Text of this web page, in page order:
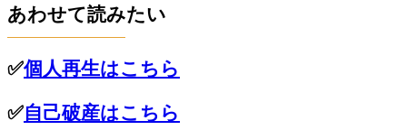
あわせて読みたい
✅個人再生はこちら
✅自己破産はこちら